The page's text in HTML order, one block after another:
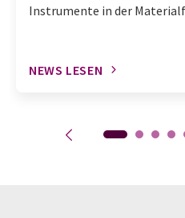
Instrumente in der
NEWS LESEN